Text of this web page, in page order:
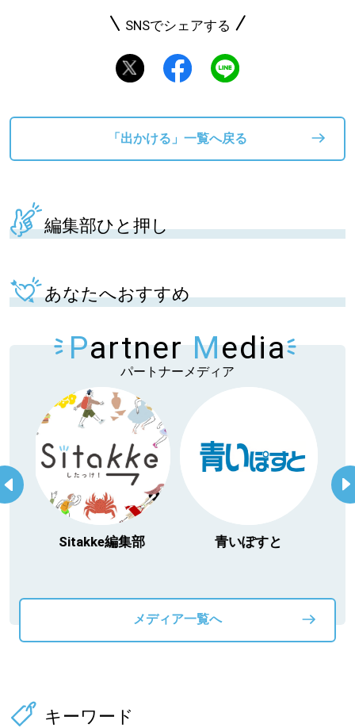
SNSでシェアする
「出かける」一覧へ戻る
編集部ひと押し
あなたへおすすめ
Partner Media
パートナーメディア
編集部 青いぽすと
「北海道３大か
メディア一覧へ
キーワード